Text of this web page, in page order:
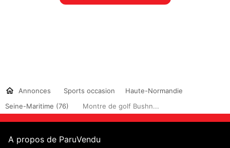
Annonces Sports occasion
Haute-Normandie
Seine-Maritime (76)
Montre de golf Bushn...
A propos de ParuVendu